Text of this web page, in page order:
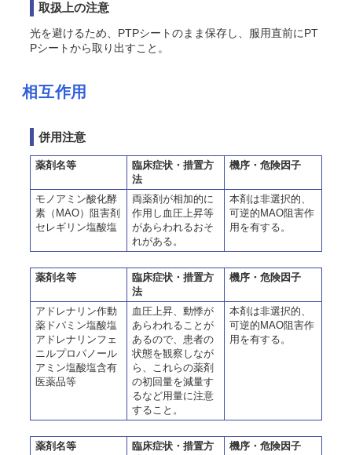
取扱上の注意
光を避けるため、PTPシートのまま保存し、服用直前にPT
Pシートから取り出すこと。
相互作用
併用注意
薬剤名等
臨床症状・措置方
法
機序・危険因子
モノアミン酸化酵
素（MAO）阻害剤
セレギリン塩酸塩
両薬剤が相加的に
作用し血圧上昇等
があらわれるおそ
れがある。
本剤は非選択的、
可逆的MAO阻害作
用を有する。
薬剤名等
臨床症状・措置方
法
機序・危険因子
アドレナリン作動
薬ドパミン塩酸塩
アドレナリンフェ
ニルプロパノール
アミン塩酸塩含有
医薬品等
血圧上昇、動悸が
あらわれることが
あるので、患者の
状態を観察しなが
ら、これらの薬剤
の初回量を減量す
るなど用量に注意
すること。
本剤は非選択的、
可逆的MAO阻害作
用を有する。
薬剤名等
臨床症状・措置方
機序・危険因子